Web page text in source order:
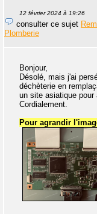
12 février 2024 à 19:26
consulter ce sujet
Plomberie
Bonjour,
Désolé, mais j'ai
déchèterie en
un site asiatique pour
Cordialement.
Pour agrandir